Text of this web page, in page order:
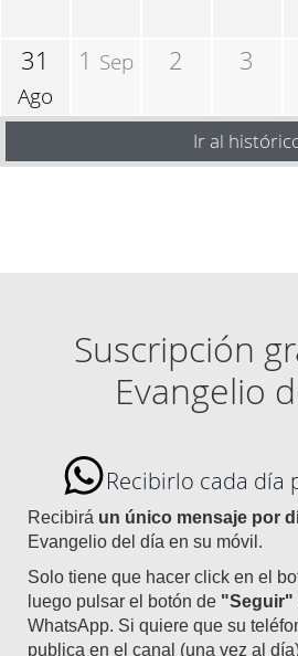
31
Ago
1 Sep 2 3
Ir al
Suscripción
Evangelio
Recibirlo cada día
Recibirá un único mensaje por
Evangelio del día en su móvil.
Solo tiene que hacer click en el
luego pulsar el botón de "Seguir"
WhatsApp. Si quiere que su
publica en el canal (una vez al